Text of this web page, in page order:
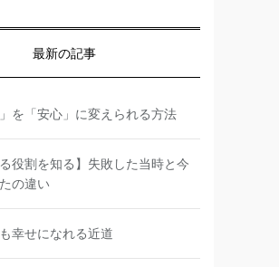
最新の記事
」を「安心」に変えられる方法
る役割を知る】失敗した当時と今
の違い
幸せになれる近道